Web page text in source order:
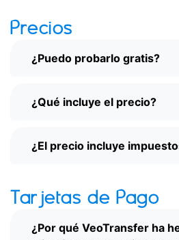
Precios
¿Puedo probarlo gratis?
¿Qué incluye el precio?
¿El precio incluye
Tarjetas de Pago
¿Por qué VeoTransfer ha